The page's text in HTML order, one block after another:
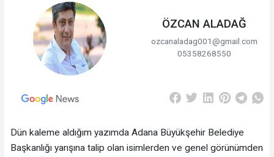
ÖZCAN ALADAĞ
ozcanaladag001@gmail.com
05358268550
Dün kaleme aldığım yazımda Adana Büyükşehir Belediye
Başkanlığı yarışına talip olan isimlerden ve genel görünümden